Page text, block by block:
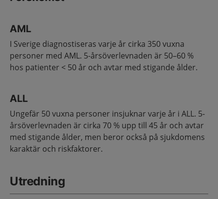
AML
I Sverige diagnostiseras varje år cirka 350 vuxna
personer med AML. 5-årsöverlevnaden är 50–60 %
hos patienter < 50 år och avtar med stigande ålder.
ALL
Ungefär 50 vuxna personer insjuknar varje år i ALL. 5-
årsöverlevnaden är cirka 70 % upp till 45 år och avtar
med stigande ålder, men beror också på sjukdomens
karaktär och riskfaktorer.
Utredning